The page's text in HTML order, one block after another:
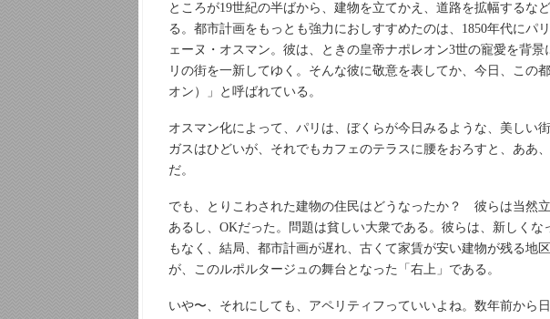
ところが19世紀の半ばから、建物を立てかえ、道路を拡幅するな
る。都市計画をもっとも強力におしすすめたのは、1850年代にパ
ェーヌ・オスマン。彼は、ときの皇帝ナポレオン3世の寵愛を背
リの街を一新してゆく。そんな彼に敬意を表してか、今日、この
オン）」と呼ばれている。
オスマン化によって、パリは、ぼくらが今日みるような、美しい
ガスはひどいが、それでもカフェのテラスに腰をおろすと、ああ
だ。
でも、とりこわされた建物の住民はどうなったか？ 彼らは当然
あるし、OKだった。問題は貧しい大衆である。彼らは、新しく
もなく、結局、都市計画が遅れ、古くて家賃が安い建物が残る
が、このルポルタージュの舞台となった「右上」である。
いや〜、それにしても、アペリティフっていいよね。数年前から